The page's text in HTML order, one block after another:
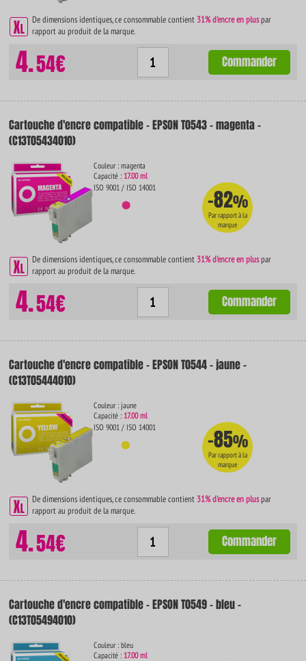
De dimensions identiques, ce consommable contient 31% d'encre en pluspar
rapport au produit de la marque.
4.54€ Commander
Cartouche d'encre compatible - EPSON T0543 - magenta -
(C13T05434010)
Couleur : magenta
Capacité : 17.00 ml
ISO 9001 / ISO 14001
-82%
Par rapport à la
marque
De dimensions identiques, ce consommable contient 31% d'encre en pluspar
rapport au produit de la marque.
4.54€ Commander
Cartouche d'encre compatible - EPSON T0544 - jaune -
(C13T05444010)
Couleur : jaune
Capacité : 17.00 ml
ISO 9001 / ISO 14001
-85%
Par rapport à la
marque
De dimensions identiques, ce consommable contient 31% d'encre en pluspar
rapport au produit de la marque.
4.54€ Commander
Cartouche d'encre compatible - EPSON T0549 - bleu -
(C13T05494010)
Couleur : bleu
Capacité : 17.00 ml